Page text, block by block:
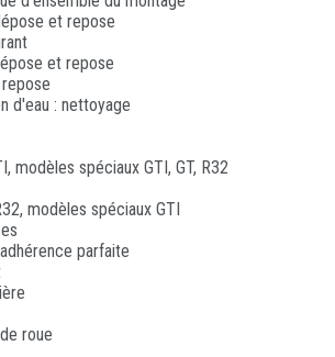
et repose
et repose
d'eau : nettoyage
modèles spéciaux GTI, GT, R32
modèles spéciaux GTI
parfaite
roue